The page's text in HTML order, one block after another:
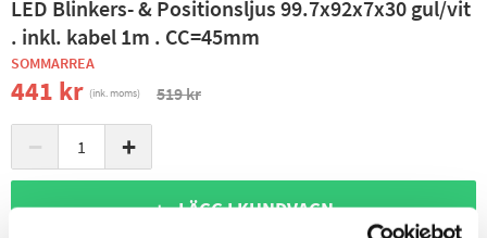
LED Blinkers- & Positionsljus 99.7x92x7x30 gul/vit
. inkl. kabel 1m . CC=45mm
SOMMARREA
441 kr (ink. moms) 519 kr
− +
+ LÄGG I KUNDVAGN